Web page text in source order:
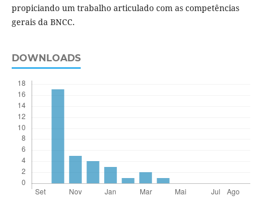
propiciando um trabalho articulado com as competências
gerais da BNCC.
DOWNLOADS